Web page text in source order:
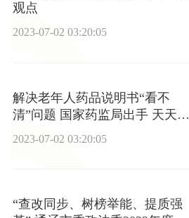
观点
2023-07-02 03:20:05
解决老年人药品说明书“看不
清”问题 国家药监局出手 天天通
2023-07-02 03:20:05
“查改同步、树榜举能、提质强